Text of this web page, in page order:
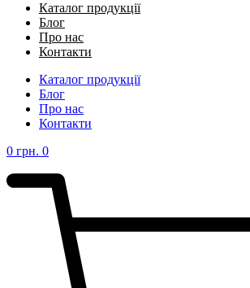
Каталог продукції
Блог
Про нас
Контакти
Каталог продукції
Блог
Про нас
Контакти
0 грн. 0